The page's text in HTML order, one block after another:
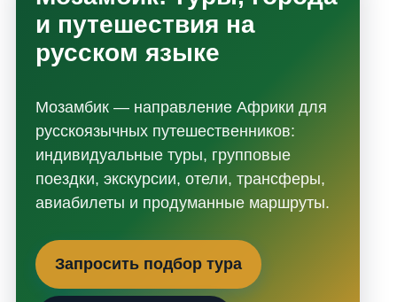
и путешествия на
русском языке
Мозамбик — направление Африки для
русскоязычных путешественников:
индивидуальные туры, групповые
поездки, экскурсии, отели, трансферы,
авиабилеты и продуманные маршруты.
Запросить подбор тура